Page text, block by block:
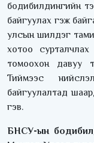
бодибилдингийн
байгуулах гэж
улсын шилдэг
хотоо
томоохон давуу
Тиймээс
байгуулалтад
гэв.
БНСУ-ын